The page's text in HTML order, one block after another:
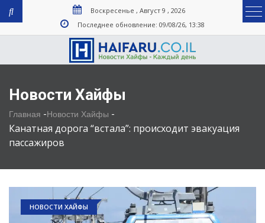
Воскресенье , Август 9 , 2026
Последнее обновление: 09/08/26, 13:38
Новости Хайфы
Главная -Новости Хайфы -
Канатная дорога “встала”: происходит эвакуация
пассажиров
НОВОСТИ ХАЙФЫ